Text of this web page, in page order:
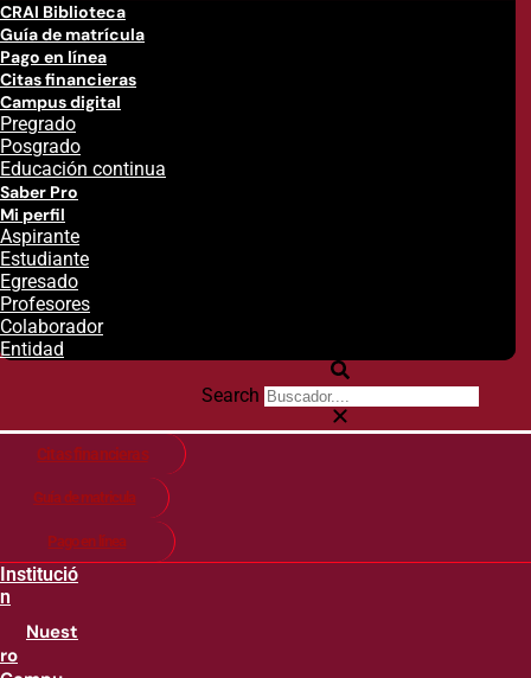
CRAI Biblioteca
Guía de matrícula
Pago en línea
Citas financieras
Campus digital
Pregrado
Posgrado
Educación continua
Saber Pro
Mi perfil
Aspirante
Estudiante
Egresado
Profesores
Colaborador
Entidad
Search
Citas financieras
Guía de matricula
Pago en línea
Institució
n
Nuest
ro